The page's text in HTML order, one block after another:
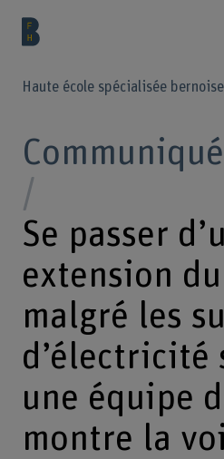
Haute école spécialisée bernoise
Se passer
extension
malgré les
d’électricité
une équipe
montre la